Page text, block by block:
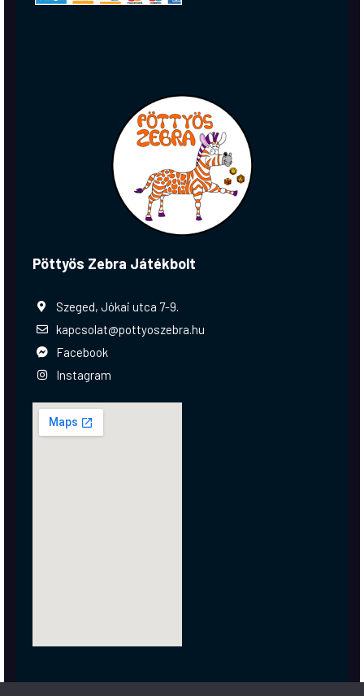
Pöttyös Zebra Játékbolt
Szeged, Jókai utca 7-9.
kapcsolat@pottyoszebra.hu
Facebook
Instagram